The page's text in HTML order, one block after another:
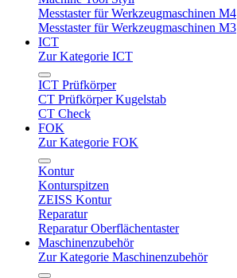
Messtaster für Werkzeugmaschinen M4
Messtaster für Werkzeugmaschinen M3
ICT
Zur Kategorie ICT
ICT Prüfkörper
CT Prüfkörper Kugelstab
CT Check
FOK
Zur Kategorie FOK
Kontur
Konturspitzen
ZEISS Kontur
Reparatur
Reparatur Oberflächentaster
Maschinenzubehör
Zur Kategorie Maschinenzubehör